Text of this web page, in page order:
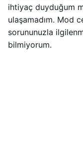
ihtiyaç duyduğum
ulaşamadım. Mod
sorununuzla
bilmiyorum.